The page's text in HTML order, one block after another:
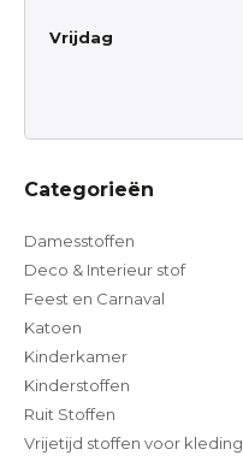
Vrijdag
Categorieën
Damesstoffen
Deco & Interieur stof
Feest en Carnaval
Katoen
Kinderkamer
Kinderstoffen
Ruit Stoffen
Vrijetijd stoffen voor kleding